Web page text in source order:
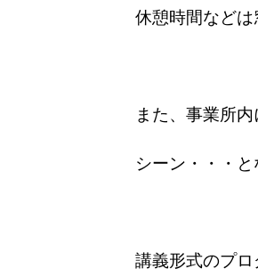
休憩時間などは
また、事業所
シーン・・・
講義形式のプロ